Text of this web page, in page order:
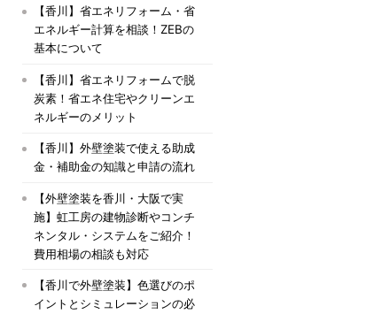
【香川】省エネリフォーム・省
エネルギー計算を相談！ZEBの
基本について
【香川】省エネリフォームで脱
炭素！省エネ住宅やクリーンエ
ネルギーのメリット
【香川】外壁塗装で使える助成
金・補助金の知識と申請の流れ
【外壁塗装を香川・大阪で実
施】虹工房の建物診断やコンチ
ネンタル・システムをご紹介！
費用相場の相談も対応
【香川で外壁塗装】色選びのポ
イントとシミュレーションの必